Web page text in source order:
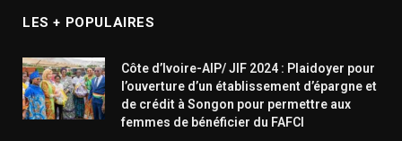
LES + POPULAIRES
Côte d’Ivoire-AIP/ JIF 2024 : Plaidoyer pour
l’ouverture d’un établissement d’épargne et
de crédit à Songon pour permettre aux
femmes de bénéficier du FAFCI